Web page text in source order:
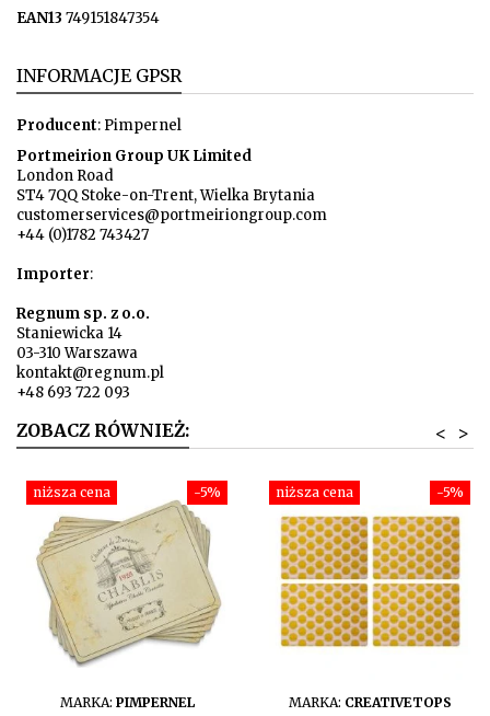
EAN13 749151847354
INFORMACJE GPSR
Producent: Pimpernel
Portmeirion Group UK Limited
London Road
ST4 7QQ Stoke-on-Trent, Wielka Brytania
customerservices@portmeiriongroup.com
+44 (0)1782 743427
Importer:
Regnum sp. z o.o.
Staniewicka 14
03-310 Warszawa
kontakt@regnum.pl
+48 693 722 093
ZOBACZ RÓWNIEŻ: >
<
-5%
niższa cena
DO KOSZYKA
MARKA: PIMPERNEL
-5%
niższa cena
DO KOSZYKA
MARKA: CREATIVETOPS